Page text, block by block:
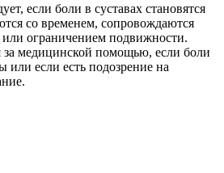
если боли в суставах становятся
со временем, сопровождаются
ограничением подвижности.
за медицинской помощью, если боли
или если есть подозрение на